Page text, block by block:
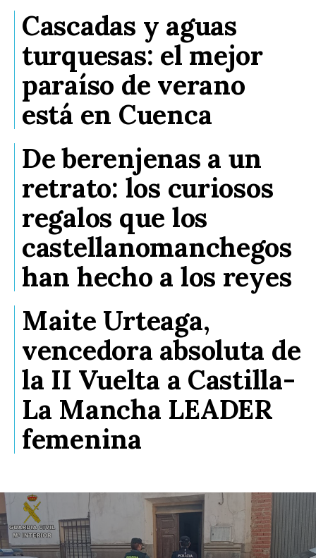
Cascadas y aguas
turquesas: el mejor
paraíso de verano
está en Cuenca
De berenjenas a un
retrato: los curiosos
regalos que los
castellanomanchegos
han hecho a los reyes
Maite Urteaga,
vencedora absoluta de
la II Vuelta a Castilla-
La Mancha LEADER
femenina